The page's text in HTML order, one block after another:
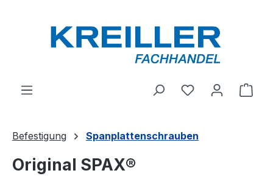
Du hast 0
Befestigung Spanplattenschrauben
Original SPAX®